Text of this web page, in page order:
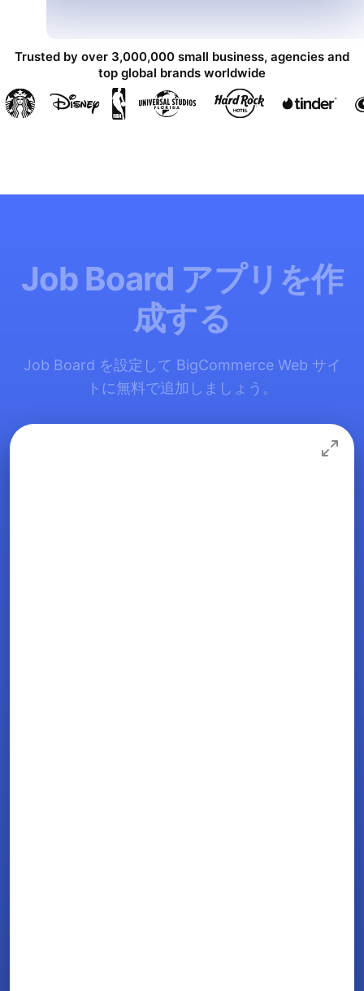
Trusted by over 3,000,000 small business, agencies and
top global brands worldwide
Job Board アプリを作
成する
Job Board を設定して BigCommerce Web サイ
トに無料で追加しましょう。